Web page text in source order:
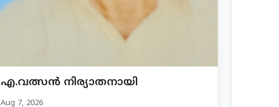
എ.വത്സൻ നിര്യാതനായി
Aug 7, 2026